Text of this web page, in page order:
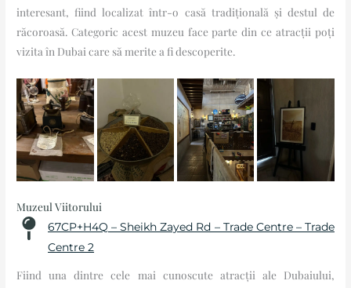
interesant, fiind localizat într-o casă tradițională și destul de
răcoroasă. Categoric acest muzeu face parte din ce atracții poți
vizita în Dubai care să merite a fi descoperite.
Muzeul Viitorului
67CP+H4Q – Sheikh Zayed Rd – Trade Centre – Trade
Centre 2
Fiind una dintre cele mai cunoscute atracții ale Dubaiului,